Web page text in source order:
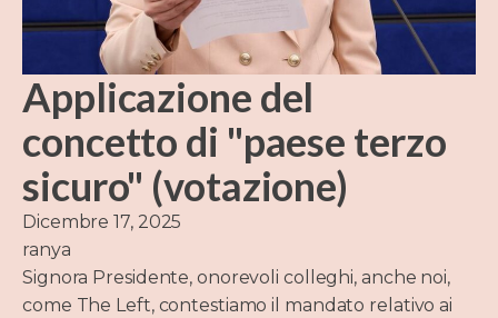
Applicazione del
concetto di "paese terzo
sicuro" (votazione)
Dicembre 17, 2025
ranya
Signora Presidente, onorevoli colleghi, anche noi,
come The Left, contestiamo il mandato relativo ai